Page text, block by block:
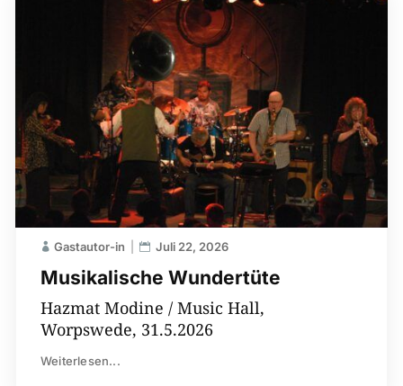
Musikalische Wundertüte
Gastautor-in Juli 22, 2026
Hazmat Modine / Music Hall,
Worpswede, 31.5.2026
Weiterlesen...